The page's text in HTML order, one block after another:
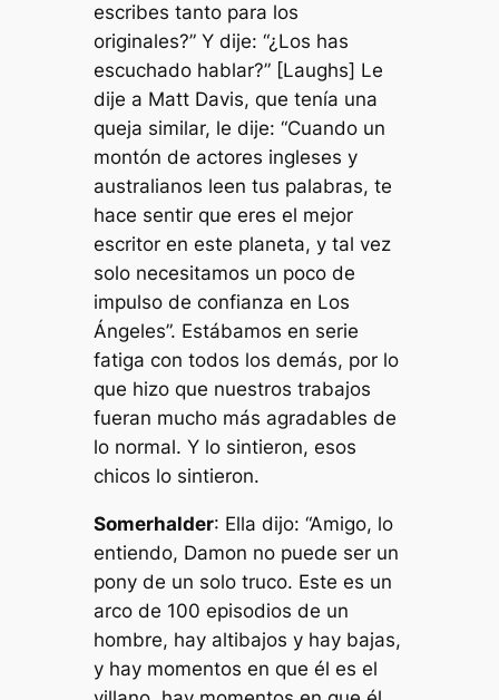
escribes tanto para los
originales?” Y dije: “¿Los has
escuchado hablar?” [Laughs] Le
dije a Matt Davis, que tenía una
queja similar, le dije: “Cuando un
montón de actores ingleses y
australianos leen tus palabras, te
hace sentir que eres el mejor
escritor en este planeta, y tal vez
solo necesitamos un poco de
impulso de confianza en Los
Ángeles”. Estábamos en serie
fatiga con todos los demás, por lo
que hizo que nuestros trabajos
fueran mucho más agradables de
lo normal. Y lo sintieron, esos
chicos lo sintieron.
Somerhalder: Ella dijo: “Amigo, lo
entiendo, Damon no puede ser un
pony de un solo truco. Este es un
arco de 100 episodios de un
hombre, hay altibajos y hay bajas,
y hay momentos en que él es el